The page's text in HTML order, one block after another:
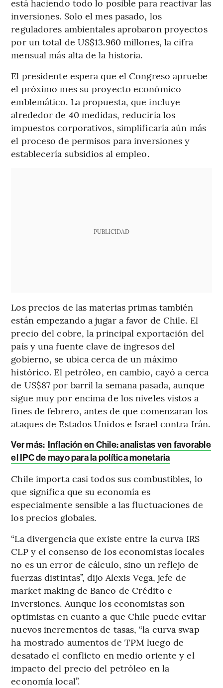
está haciendo todo lo posible para reactivar las
inversiones. Solo el mes pasado, los
reguladores ambientales aprobaron proyectos
por un total de US$13.960 millones, la cifra
mensual más alta de la historia.
El presidente espera que el Congreso apruebe
el próximo mes su proyecto económico
emblemático. La propuesta, que incluye
alrededor de 40 medidas, reduciría los
impuestos corporativos, simplificaría aún más
el proceso de permisos para inversiones y
establecería subsidios al empleo.
PUBLICIDAD
Los precios de las materias primas también
están empezando a jugar a favor de Chile. El
precio del cobre, la principal exportación del
país y una fuente clave de ingresos del
gobierno, se ubica cerca de un máximo
histórico. El petróleo, en cambio, cayó a cerca
de US$87 por barril la semana pasada, aunque
sigue muy por encima de los niveles vistos a
fines de febrero, antes de que comenzaran los
ataques de Estados Unidos e Israel contra Irán.
Ver más: Inflación en Chile: analistas ven favorable
el IPC de mayo para la política monetaria
Chile importa casi todos sus combustibles, lo
que significa que su economía es
especialmente sensible a las fluctuaciones de
los precios globales.
“La divergencia que existe entre la curva IRS
CLP y el consenso de los economistas locales
no es un error de cálculo, sino un reflejo de
fuerzas distintas”, dijo Alexis Vega, jefe de
market making de Banco de Crédito e
Inversiones. Aunque los economistas son
optimistas en cuanto a que Chile puede evitar
nuevos incrementos de tasas, “la curva swap
ha mostrado aumentos de TPM luego de
desatado el conflicto en medio oriente y el
impacto del precio del petróleo en la
economía local”.